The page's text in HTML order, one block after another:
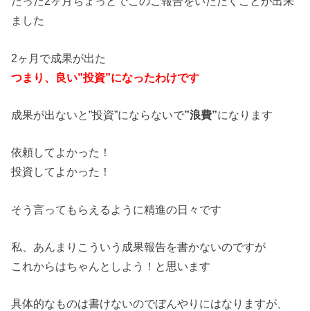
ました
2ヶ月で成果が出た
つまり、良い”投資”になったわけです
成果が出ないと”投資”にならないで”浪費”になります
依頼してよかった！
投資してよかった！
そう言ってもらえるように精進の日々です
私、あんまりこういう成果報告を書かないのですが
これからはちゃんとしよう！と思います
具体的なものは書けないのでぼんやりにはなりますが、